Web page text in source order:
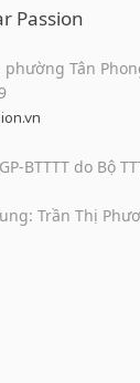
Passion
Tân
BTTTT do Bộ
Trần Thị